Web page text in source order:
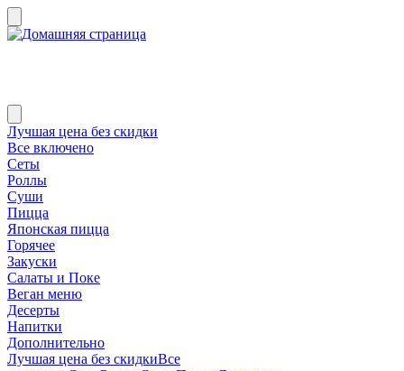
Лучшая цена без скидки
Все включено
Сеты
Роллы
Суши
Пицца
Японская пицца
Горячее
Закуски
Салаты и Поке
Веган меню
Десерты
Напитки
Дополнительно
Лучшая цена без скидкиВсе